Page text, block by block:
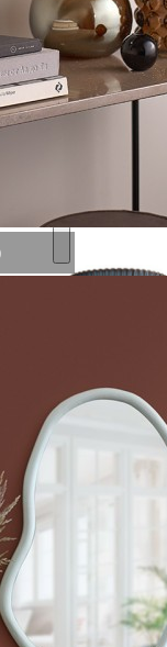
Набор из
2 490₽
Набор из двух
коллекции
Быстрый